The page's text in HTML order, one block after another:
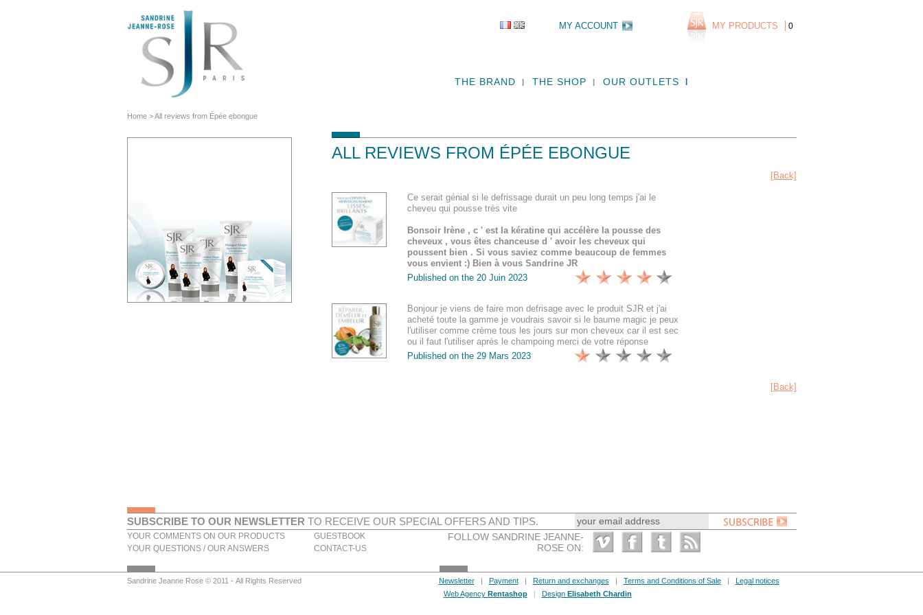
MY PRODUCTS 0
MY ACCOUNT
THE BRAND THE SHOP OUR OUTLETS
Home >All reviews from Épée ebongue
ALL REVIEWS FROM ÉPÉE EBONGUE
[Back]
Ce serait génial si le defrissage durait un peu long temps j'ai le
cheveu qui pousse très vite
Bonsoir Irène , c ' est la kératine qui accélère la pousse des
cheveux , vous êtes chanceuse d ' avoir les cheveux qui
poussent bien . Si vous saviez comme beaucoup de femmes
vous envient :) Bien à vous Sandrine JR
Published on the 20 Juin 2023
Bonjour je viens de faire mon defrisage avec le produit SJR et j'ai
acheté toute la gamme je voudrais savoir si le baume magic je peux
l'utiliser comme crème tous les jours sur mon cheveux car il est sec
ou il faut l'utiliser après le champoing merci de votre réponse
Published on the 29 Mars 2023
[Back]
SUBSCRIBE TO OUR NEWSLETTER TO RECEIVE OUR SPECIAL OFFERS AND TIPS.
YOUR COMMENTS ON OUR PRODUCTS
YOUR QUESTIONS / OUR ANSWERS
GUESTBOOK
CONTACT-US
FOLLOW SANDRINE JEANNE-
ROSE ON:
Sandrine Jeanne Rose © 2011 - All Rights Reserved Newsletter | Payment | Return and exchanges | Terms and Conditions of Sale |
Legal notices
Web Agency Rentashop | Design Elisabeth Chardin